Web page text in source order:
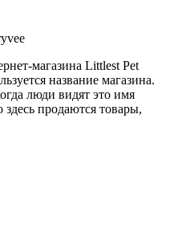
магазина Littlest Pet
название магазина.
люди видят это имя
продаются товары,